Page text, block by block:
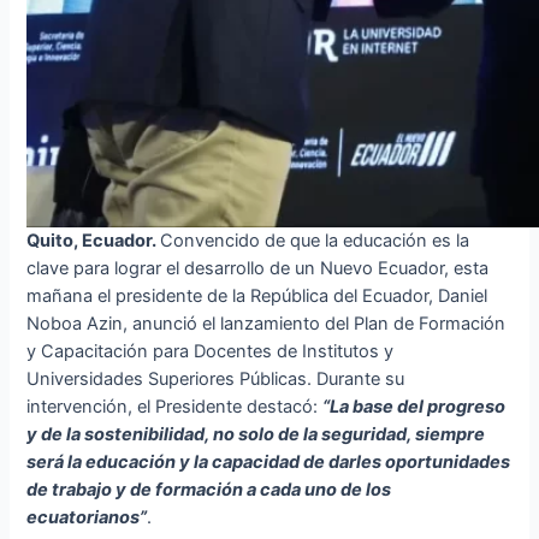
Quito, Ecuador. Convencido de que la educación es la
clave para lograr el desarrollo de un Nuevo Ecuador, esta
mañana el presidente de la República del Ecuador, Daniel
Noboa Azin, anunció el lanzamiento del Plan de Formación
y Capacitación para Docentes de Institutos y
Universidades Superiores Públicas. Durante su
intervención, el Presidente destacó: “La base del progreso
y de la sostenibilidad, no solo de la seguridad, siempre
será la educación y la capacidad de darles oportunidades
de trabajo y de formación a cada uno de los
ecuatorianos”.